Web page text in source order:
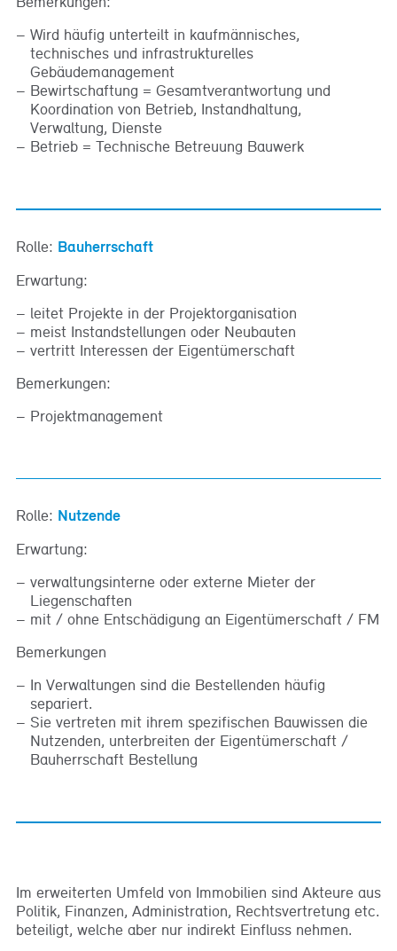
Wird häufig unterteilt in kaufmännisches,
technisches und infrastrukturelles
Gebäudemanagement
Bewirtschaftung = Gesamtverantwortung und
Koordination von Betrieb, Instandhaltung,
Verwaltung, Dienste
Betrieb = Technische Betreuung Bauwerk
Rolle: Bauherrschaft
Erwartung:
leitet Projekte in der Projektorganisation
meist Instandstellungen oder Neubauten
vertritt Interessen der Eigentümerschaft
Bemerkungen:
Projektmanagement
Rolle: Nutzende
Erwartung:
verwaltungsinterne oder externe Mieter der
Liegenschaften
mit / ohne Entschädigung an Eigentümerschaft / FM
Bemerkungen
In Verwaltungen sind die Bestellenden häufig
separiert.
Sie vertreten mit ihrem spezifischen Bauwissen die
Nutzenden, unterbreiten der Eigentümerschaft /
Bauherrschaft Bestellung
Im erweiterten Umfeld von Immobilien sind Akteure aus
Politik, Finanzen, Administration, Rechtsvertretung etc.
beteiligt, welche aber nur indirekt Einfluss nehmen.